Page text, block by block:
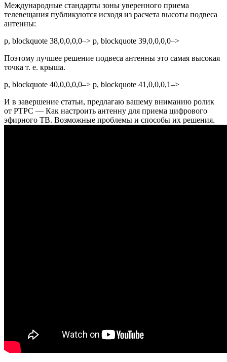
Международные стандарты зоны уверенного приема
телевещания публикуются исходя из расчета высоты подвеса
антенны:
p, blockquote 38,0,0,0,0–> p, blockquote 39,0,0,0,0–>
Поэтому лучшее решение подвеса антенны это самая высокая
точка т. е. крыша.
p, blockquote 40,0,0,0,0–> p, blockquote 41,0,0,0,1–>
И в завершение статьи, предлагаю вашему вниманию ролик
от РТРС — Как настроить антенну для приема цифрового
эфирного ТВ. Возможные проблемы и способы их решения.